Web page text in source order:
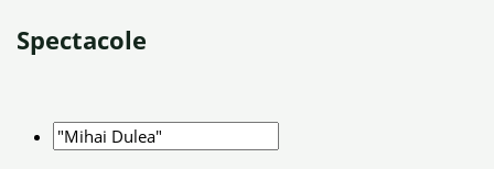
Spectacole